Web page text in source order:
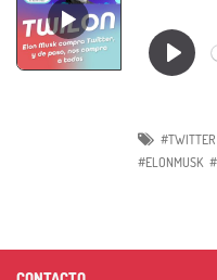
#TWITTER
#ELONMUSK